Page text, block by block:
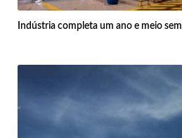
Indústria completa um ano e meio